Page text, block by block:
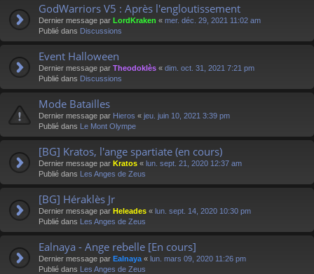
GodWarriors V5 : Après l'engloutissement
Dernier message par LordKraken « mer. déc. 29, 2021 11:02 am
Publié dans Discussions
Event Halloween
Dernier message par Theodoklès « dim. oct. 31, 2021 7:21 pm
Publié dans Discussions
Mode Batailles
Dernier message par Hieros « jeu. juin 10, 2021 3:39 pm
Publié dans Le Mont Olympe
[BG] Kratos, l'ange spartiate (en cours)
Dernier message par Kratos « lun. sept. 21, 2020 12:37 am
Publié dans Les Anges de Zeus
[BG] Héraklès Jr
Dernier message par Heleades « lun. sept. 14, 2020 10:30 pm
Publié dans Les Anges de Zeus
Ealnaya - Ange rebelle [En cours]
Dernier message par Ealnaya « lun. mars 09, 2020 11:26 pm
Publié dans Les Anges de Zeus